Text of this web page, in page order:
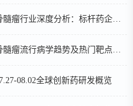
业深度分析：标杆药企案例与技术迭代研判
行病学趋势及热门靶点药物市场表现洞察
08.02全球创新药研发概览